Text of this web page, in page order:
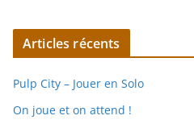
Articles récents
Pulp City – Jouer en Solo
On joue et on attend !